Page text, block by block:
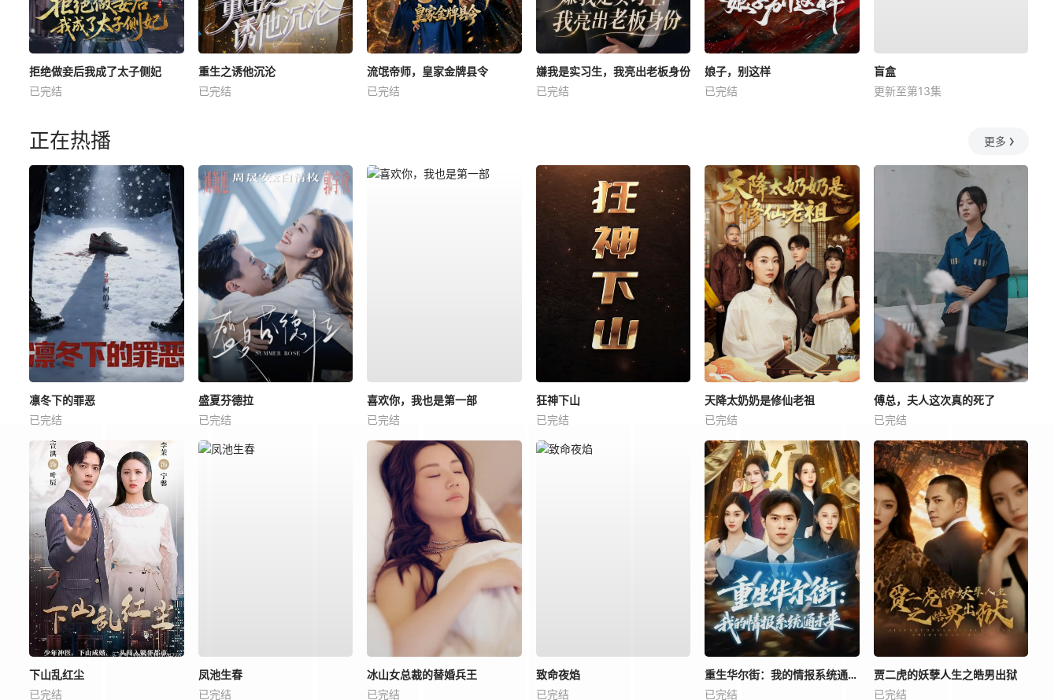
拒绝做妾后我成了太子侧妃
已完结
重生之诱他沉沦
已完结
流氓帝师，皇家金牌县令
已完结
嫌我是实习生，我亮出老板身份
已完结
娘子，别这样
已完结
盲盒
更新至第13集
正在热播 更多
凛冬下的罪恶
已完结
盛夏芬德拉
已完结
喜欢你，我也是第一部
已完结
狂神下山
已完结
天降太奶奶是修仙老祖
已完结
傅总，夫人这次真的死了
已完结
下山乱红尘
已完结
凤池生春
已完结
冰山女总裁的替婚兵王
已完结
致命夜焰
已完结
重生华尔街：我的情报系统通未来
已完结
贾二虎的妖孽人生之皓男出狱
已完结